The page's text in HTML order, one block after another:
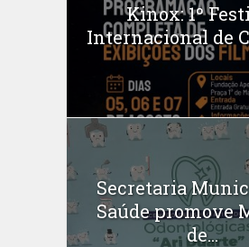
Kinox: 1º
Internacional de
Secretaria
Saúde promove
de...